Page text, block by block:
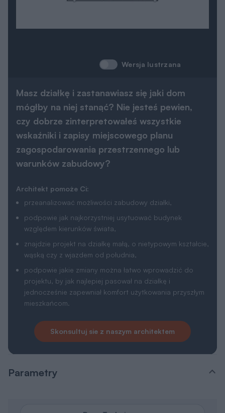
Wersja lustrzana
Masz działkę i zastanawiasz się jaki dom
mógłby na niej stanąć? Nie jesteś pewien,
czy dobrze zinterpretowałeś wszystkie
wskaźniki i zapisy miejscowego planu
zagospodarowania przestrzennego lub
warunków zabudowy?
Architekt pomoże Ci:
przeanalizować możliwości zabudowy działki,
podpowie jak najkorzystniej usytuować budynek
względem kierunków świata,
znajdzie projekt na działkę małą, o nietypowym kształcie,
wąską czy z wjazdem od południa,
podpowie jakie zmiany można łatwo wprowadzić do
projektu, by jak najlepiej pasował na działkę i
jednocześnie zapewniał komfort użytkowania przyszłym
mieszkańcom.
Skonsultuj sie z naszym architektem
Parametry